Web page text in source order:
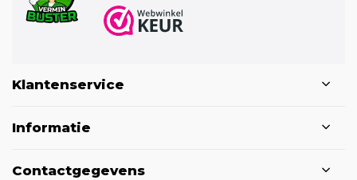
Klantenservice
Informatie
Contactgegevens